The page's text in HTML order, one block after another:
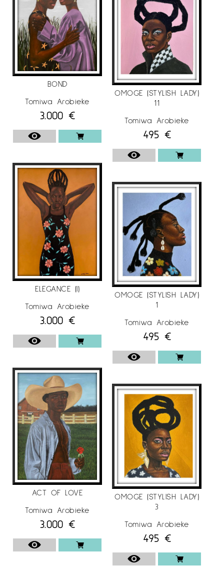
Master of Contemporaneity, StART. Saatchi
Gallery, London.
Més informació sobre l’artista Tomiwa Arobieke
a l’Instagram
@galeriaespaicavallers
BOND
Tomiwa Arobieke
3.000 €
ELEGANCE (I)
Tomiwa Arobieke
3.000 €
ACT OF LOVE
Tomiwa Arobieke
3.000 €
OMOGE (STYLISH LADY)
11
Tomiwa Arobieke
495 €
OMOGE (STYLISH LADY)
1
Tomiwa Arobieke
495 €
OMOGE (STYLISH LADY)
3
Tomiwa Arobieke
495 €